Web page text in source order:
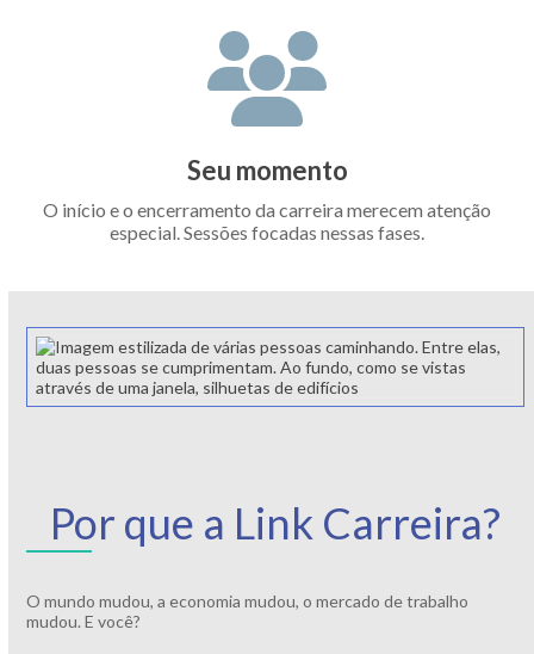
Seu momento
O início e o encerramento da carreira merecem atenção
especial. Sessões focadas nessas fases.
Por que a Link Carreira?
O mundo mudou, a economia mudou, o mercado de trabalho
mudou. E você?